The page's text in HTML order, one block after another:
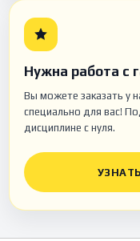
Нужна работа с
Вы можете заказать у
специально для вас!
дисциплине с нуля.